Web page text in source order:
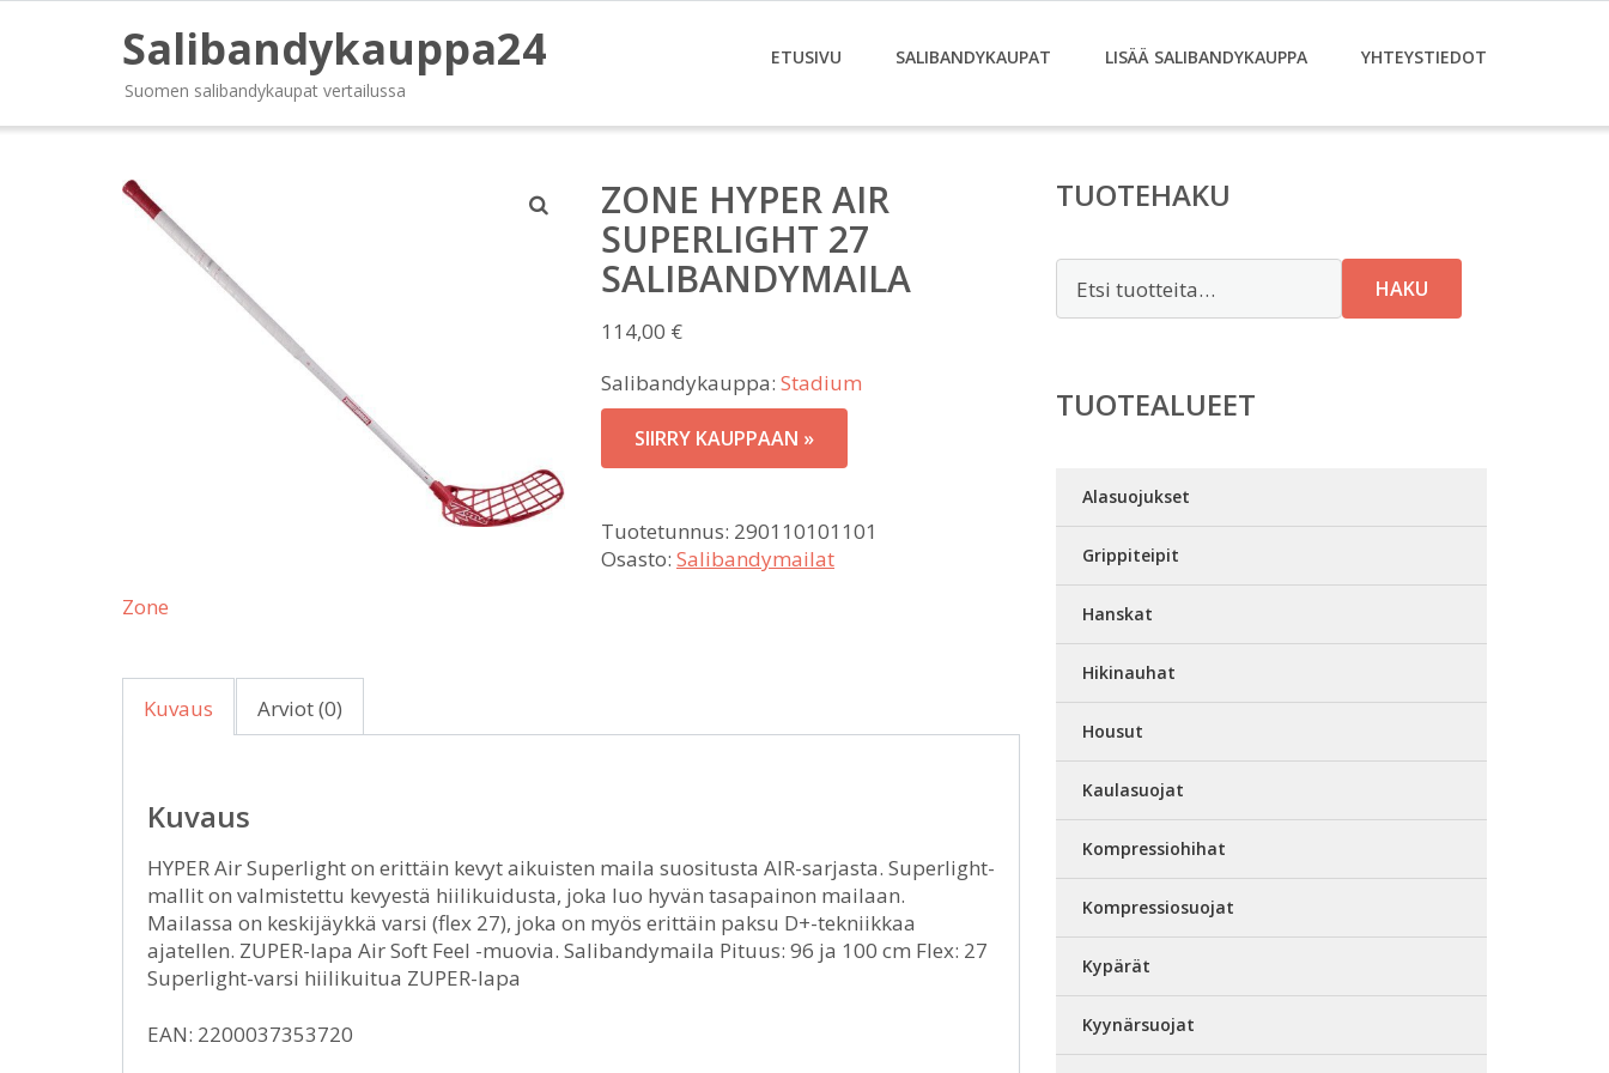
Salibandykauppa24
Suomen salibandykaupat vertailussa
ETUSIVU SALIBANDYKAUPAT LISÄÄ SALIBANDYKAUPPA YHTEYSTIEDOT
ZONE HYPER AIR
SUPERLIGHT 27
SALIBANDYMAILA
114,00 €
Salibandykauppa: Stadium
SIIRRY KAUPPAAN »
Tuotetunnus: 290110101101
Osasto: Salibandymailat
Zone
Kuvaus Arviot (0)
Kuvaus
HYPER Air Superlight on erittäin kevyt aikuisten maila suositusta AIR-sarjasta. Superlight-
mallit on valmistettu kevyestä hiilikuidusta, joka luo hyvän tasapainon mailaan.
Mailassa on keskijäykkä varsi (flex 27), joka on myös erittäin paksu D+-tekniikkaa
ajatellen. ZUPER-lapa Air Soft Feel -muovia. Salibandymaila Pituus: 96 ja 100 cm Flex: 27
Superlight-varsi hiilikuitua ZUPER-lapa
EAN: 2200037353720
TUOTEHAKU
HAKU
TUOTEALUEET
Alasuojukset
Grippiteipit
Hanskat
Hikinauhat
Housut
Kaulasuojat
Kompressiohihat
Kompressiosuojat
Kypärät
Kyynärsuojat